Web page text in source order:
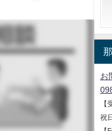
お
【
祝